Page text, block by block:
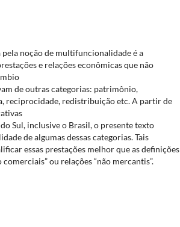
noção de multifuncionalidade é a
e relações econômicas que não
de outras categorias: patrimônio,
reciprocidade, redistribuição etc. A partir de
Sul, inclusive o Brasil, o presente texto
de algumas dessas categorias. Tais
essas prestações melhor que as definições
ou relações “não mercantis”.